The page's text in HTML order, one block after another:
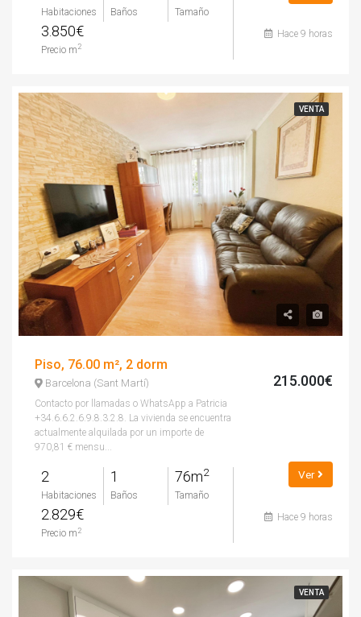
Habitaciones Baños Tamaño
3.850€
Precio m 2
Hace 9 horas
VENTA
Piso, 76.00 m², 2 dorm
Barcelona (Sant Martí)
Contacto por llamadas o WhatsApp a Patricia
+34.6.6.2.6.9.8.3.2.8. La vivienda se encuentra
actualmente alquilada por un importe de
970,81 € mensu...
2
Habitaciones
1
Baños
76m2
Tamaño
2.829€
Precio m 2
215.000€
Ver
Hace 9 horas
VENTA